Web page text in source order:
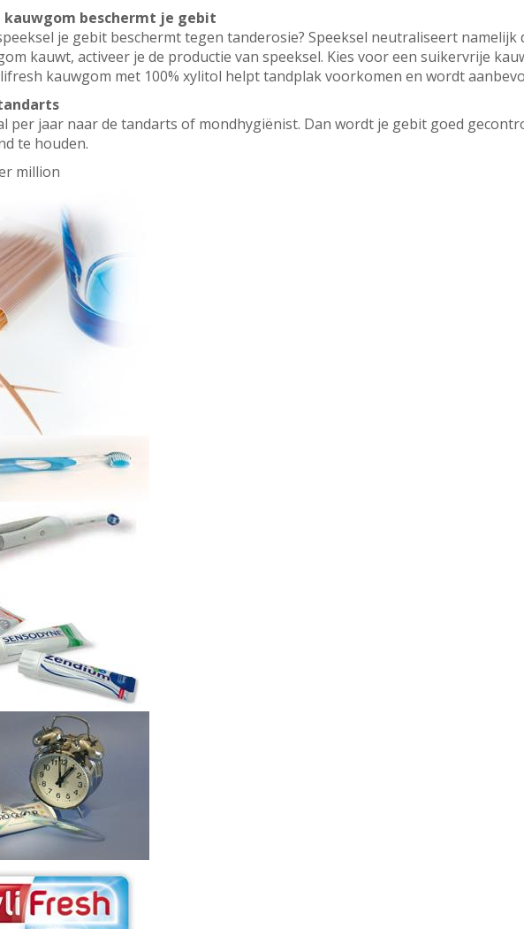
kauwgom beschermt je gebit
je gebit beschermt tegen tanderosie? Speeksel neutraliseert namelijk
kauwt, activeer je de productie van speeksel. Kies voor een suikervrije
kauwgom met 100% xylitol helpt tandplak voorkomen en wordt
per jaar naar de tandarts of mondhygiënist. Dan wordt je gebit goed
te houden.
million